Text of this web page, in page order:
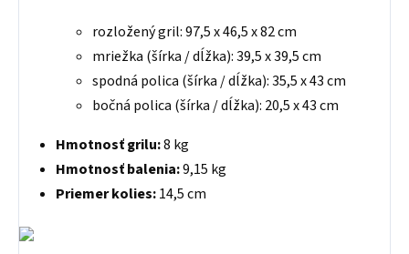
rozložený gril: 97,5 x 46,5 x 82 cm
mriežka (šírka / dĺžka): 39,5 x 39,5 cm
spodná polica (šírka / dĺžka): 35,5 x 43 cm
bočná polica (šírka / dĺžka): 20,5 x 43 cm
Hmotnosť grilu:8 kg
Hmotnosť balenia:9,15 kg
Priemer kolies:14,5 cm